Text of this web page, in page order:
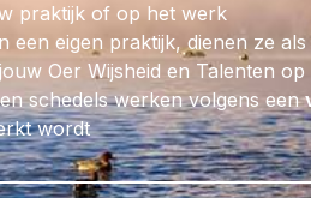
praktijk of op het werk
een eigen praktijk, dienen ze
Oer Wijsheid en Talenten
schedels werken volgens een
wordt